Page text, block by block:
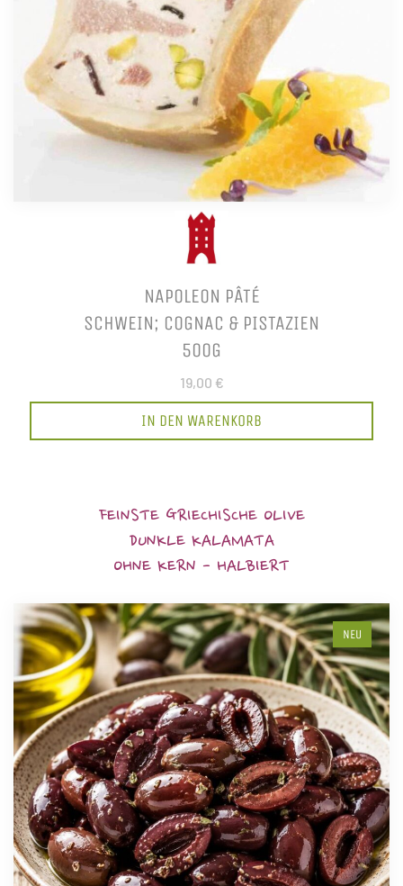
NAPOLEON PÂTÉ
SCHWEIN; COGNAC & PISTAZIEN
500G
19,00 €
IN DEN WARENKORB
FEINSTE GRIECHISCHE OLIVE
DUNKLE KALAMATA
OHNE KERN - HALBIERT
NEU